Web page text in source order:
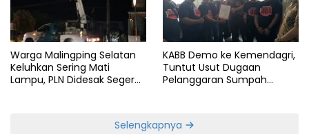
Warga Malingping Selatan
Keluhkan Sering Mati
Lampu, PLN Didesak Segera
KABB Demo ke Kemendagri,
Tuntut Usut Dugaan
Pelanggaran Sumpah
Selengkapnya